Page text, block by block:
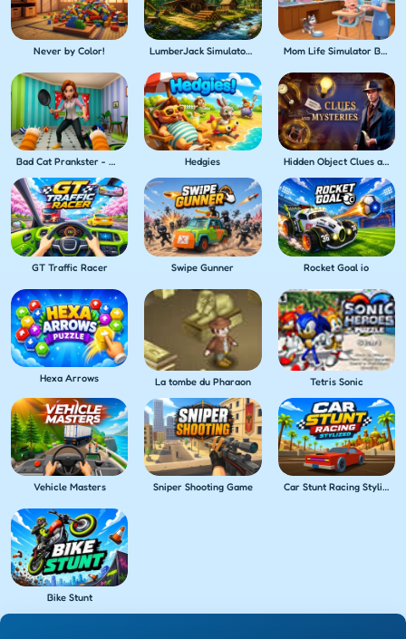
Never by Color! LumberJack Simulator 3D Mom Life Simulator Baby Care
Bad Cat Prankster - Mom's Return Hedgies Hidden Object Clues and Mysteries
GT Traffic Racer Swipe Gunner Rocket Goal io
Hexa Arrows La tombe du Pharaon Tetris Sonic
Vehicle Masters Sniper Shooting Game Car Stunt Racing Stylized
Bike Stunt